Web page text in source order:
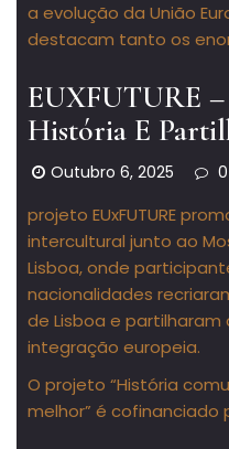
a evolução da União
destacam tanto os
EUXFUTURE
História E
Outubro 6, 2025 0
projeto EUxFUTURE
intercultural junto ao
Lisboa, onde
nacionalidades
de Lisboa e partilharam
integração europeia.
O projeto “História
melhor” é cofinanciado